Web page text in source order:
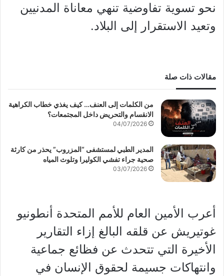
نحو تسوية تفاوضية تنهي معاناة المدنيين
وتعيد الاستقرار إلى البلاد.
مقالات ذات صلة
من الكلمات إلى العنف… كيف يغذي خطاب الكراهية
الانقسام والتحريض داخل المجتمعات؟
04/07/2026
المدير الطبي لمستشفى “المزروب” يحذر من كارثة
صحية جراء تفشي الكوليرا وتلوث المياه
03/07/2026
أعرب الأمين العام للأمم المتحدة أنطونيو
غوتيريش عن قلقه البالغ إزاء التقارير
الأخيرة التي تتحدث عن فظائع جماعية
وانتهاكات جسيمة لحقوق الإنسان في